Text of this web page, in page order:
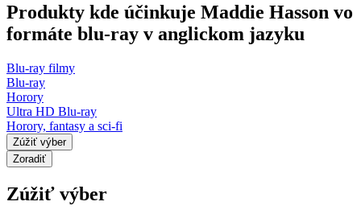
Produkty kde účinkuje Maddie Hasson vo
formáte blu-ray v anglickom jazyku
Blu-ray filmy
Blu-ray
Horory
Ultra HD Blu-ray
Horory, fantasy a sci-fi
Zúžiť výber
Zoradiť
Zúžiť výber